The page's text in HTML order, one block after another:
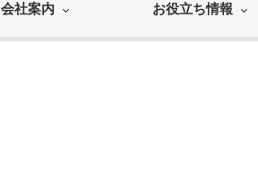
会社案内 お役立ち情報